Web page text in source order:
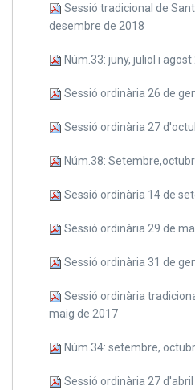
Sessió tradicional de
desembre de 2018
Núm.33: juny, juliol i
Sessió ordinària 26 de
Sessió ordinària 27
Núm.38:
Sessió ordinària 14 de
Sessió ordinària 29 de
Sessió ordinària 31 de
Sessió ordinària
maig de 2017
Núm.34: setembre,
Sessió ordinària 27